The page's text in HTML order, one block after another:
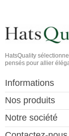
HatsQuality
pensés pour allier
Informations
Nos produits
Notre société